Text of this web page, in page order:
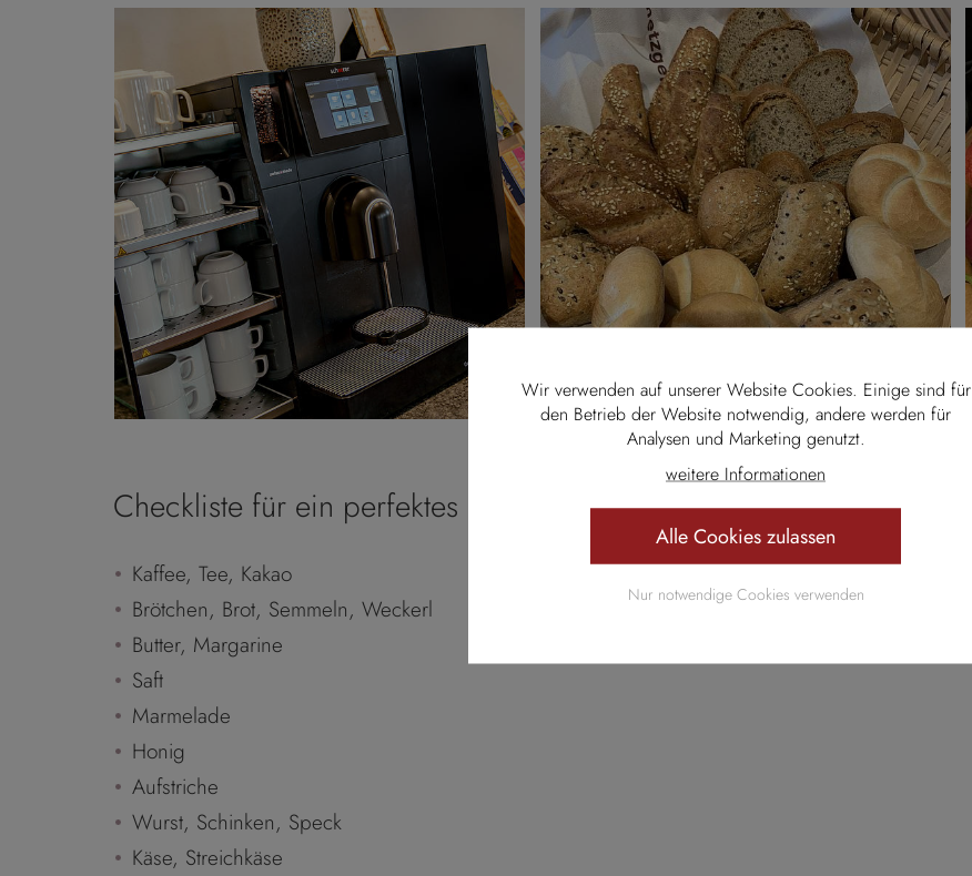
Checkliste für ein perfektes Frühstück:
Kaffee, Tee, Kakao
Brötchen, Brot, Semmeln, Weckerl
Butter, Margarine
Saft
Marmelade
Honig
Aufstriche
Wurst, Schinken, Speck
Käse, Streichkäse
Wir verwenden auf unserer Website Cookies. Einige sind für
den Betrieb der Website notwendig, andere werden für
Analysen und Marketing genutzt.
weitere Informationen
Alle Cookies zulassen
Nur notwendige Cookies verwenden